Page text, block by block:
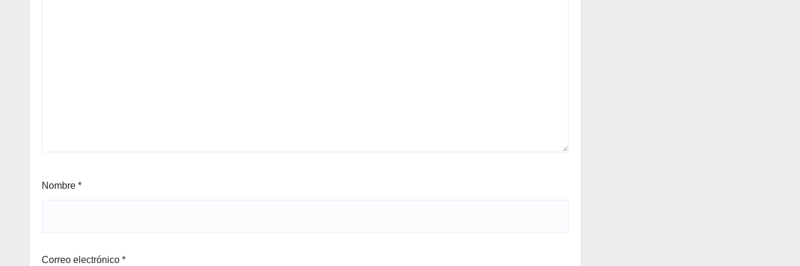
Nombre *
Correo electrónico *